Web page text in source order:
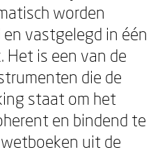
worden
vastgelegd in één
Het is een van de
die de
staat om het
en bindend te
uit de